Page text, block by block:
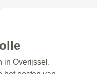
in Overijssel.